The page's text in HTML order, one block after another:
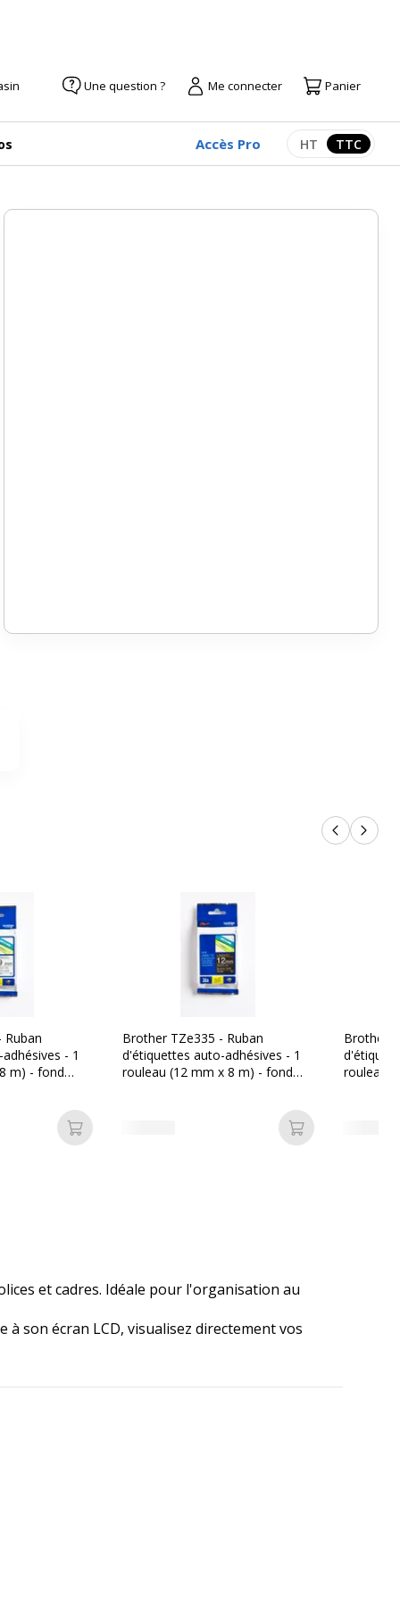
Une question ? Me connecter Panier
Accès Pro Afficher les
HT TTC
Produits
- 1
m) - fond
Ajouter au panier
Brother TZe335 - Ruban
d'étiquettes auto-adhésives - 1
rouleau (12 mm x 8 m) - fond
Ajouter au
Brother
rouleau
et cadres. Idéale pour l'organisation au
son écran LCD, visualisez directement vos